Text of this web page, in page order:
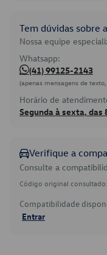
Tem dúvidas sobre
Nossa equipe
Whatsapp:
(41) 99125-2143
(apenas mensagens de
Horário de
Segunda à sexta, das
Verifique a
Consulte a
Código original consultado:
Compatibilidade
Entrar